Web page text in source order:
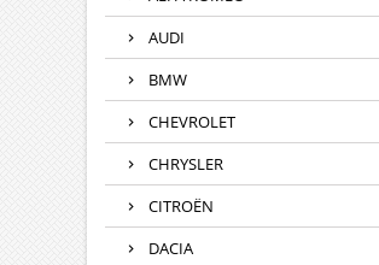
AUDI
BMW
CHEVROLET
CHRYSLER
CITROËN
DACIA